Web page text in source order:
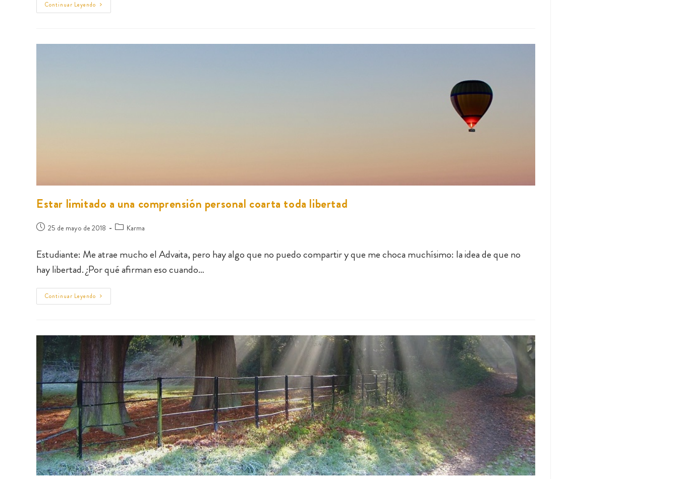
Continuar Leyendo
Estar limitado a una comprensión personal coarta toda libertad
25 de mayo de 2018 Karma
Estudiante: Me atrae mucho el Advaita, pero hay algo que no puedo compartir y que me choca muchísimo: la idea de que no
hay libertad. ¿Por qué afirman eso cuando…
Continuar Leyendo